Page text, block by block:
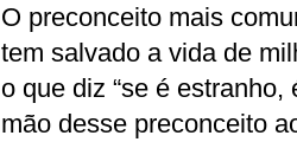
O preconceito mais
tem salvado a vida de
o que diz “se é estranho,
mão desse preconceito